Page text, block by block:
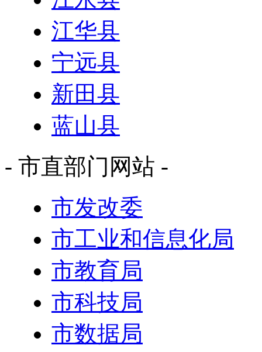
江华县
宁远县
新田县
蓝山县
- 市直部门网站 -
市发改委
市工业和信息化局
市教育局
市科技局
市数据局